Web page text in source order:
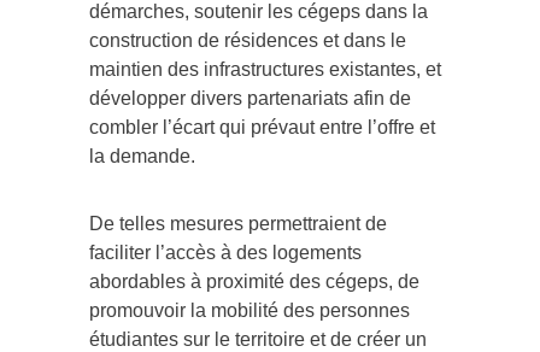
démarches, soutenir les cégeps dans la
construction de résidences et dans le
maintien des infrastructures existantes, et
développer divers partenariats afin de
combler l’écart qui prévaut entre l’offre et
la demande.
De telles mesures permettraient de
faciliter l’accès à des logements
abordables à proximité des cégeps, de
promouvoir la mobilité des personnes
étudiantes sur le territoire et de créer un